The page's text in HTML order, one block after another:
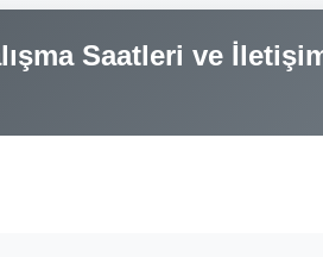
Saatleri ve